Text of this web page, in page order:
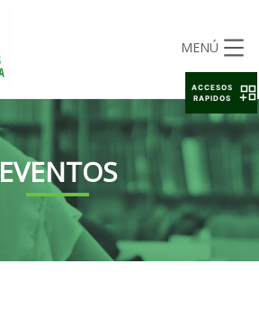
MENÚ
EVENTOS
ACCESOS
RAPIDOS